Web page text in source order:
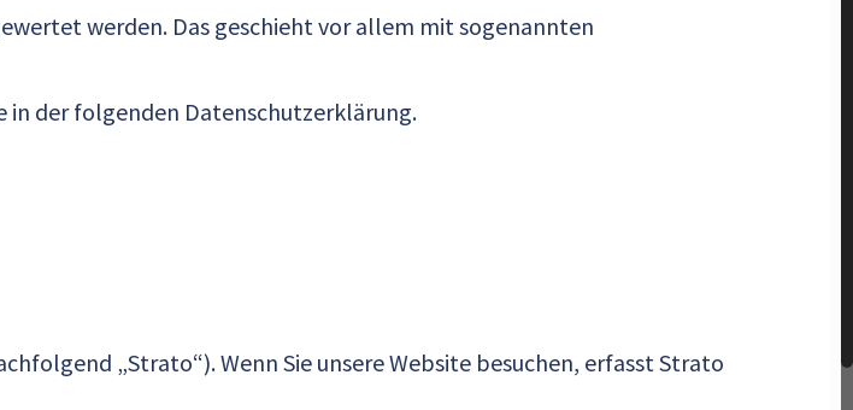
werden. Das geschieht vor allem mit sogenannten
der folgenden Datenschutzerklärung.
„Strato“). Wenn Sie unsere Website besuchen, erfasst Strato